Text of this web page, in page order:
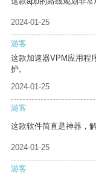
2024-01-25
游客
这款加速器VPM应用程
护。
2024-01-25
游客
这款软件简直是神器，
2024-01-25
游客